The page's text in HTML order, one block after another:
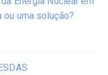
ou uma solução?